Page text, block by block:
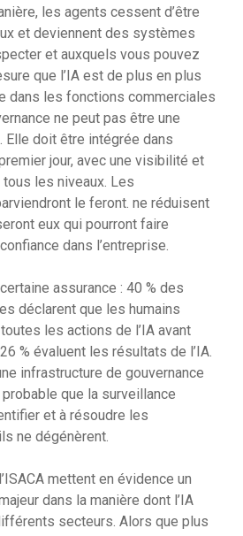
les agents cessent d’être
et deviennent des systèmes
et auxquels vous pouvez
que l’IA est de plus en plus
dans les fonctions commerciales
ne peut pas être une
Elle doit être intégrée dans
jour, avec une visibilité et
les niveaux. Les
le feront. ne réduisent
eux qui pourront faire
dans l’entreprise.
assurance : 40 % des
déclarent que les humains
les actions de l’IA avant
% évaluent les résultats de l’IA.
infrastructure de gouvernance
que la surveillance
et à résoudre les
ne dégénèrent.
mettent en évidence un
dans la manière dont l’IA
secteurs. Alors que plus